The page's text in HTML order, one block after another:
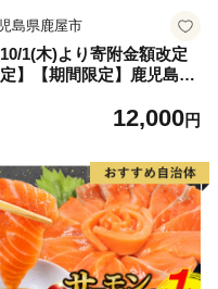
島県鹿屋市
10/1(木)より寄附金額改定
】【期間限定】鹿児島県
12,000円